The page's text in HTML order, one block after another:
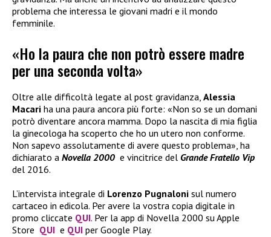
problema che interessa le giovani madri e il mondo
femminile.
«Ho la paura che non potrò essere madre
per una seconda volta»
Oltre alle difficoltà legate al post gravidanza, Alessia
Macari ha una paura ancora più forte: «Non so se un domani
potrò diventare ancora mamma. Dopo la nascita di mia figlia
la ginecologa ha scoperto che ho un utero non conforme.
Non sapevo assolutamente di avere questo problema», ha
dichiarato a Novella 2000 e vincitrice del Grande Fratello Vip
del 2016.
L’intervista integrale di Lorenzo Pugnaloni sul numero
cartaceo in edicola. Per avere la vostra copia digitale in
promo cliccate QUI. Per la app di Novella 2000 su Apple
Store QUI e QUI per Google Play.